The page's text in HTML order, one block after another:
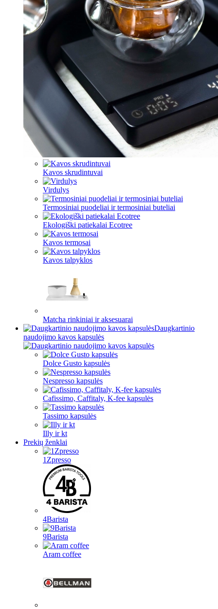
Kavos skrudintuvai
Virdulys
Termosiniai puodeliai ir termosiniai buteliai
Ekologiški patiekalai Ecotree
Kavos termosai
Kavos talpyklos
Matcha rinkiniai ir aksesuarai
Daugkartinio
naudojimo kavos kapsulės
Dolce Gusto kapsulės
Nespresso kapsulės
Cafissimo, Caffitaly, K-fee kapsulės
Tassimo kapsulės
Illy ir kt
Prekių ženklai
1Zpresso
4Barista
9Barista
Aram coffee